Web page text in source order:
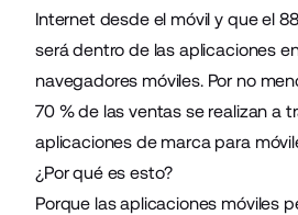
Internet desde el móvil y que el
será dentro de las aplicaciones
navegadores móviles. Por no
70 % de las ventas se realizan a
aplicaciones de marca para
¿Por qué es esto?
Porque las aplicaciones móviles